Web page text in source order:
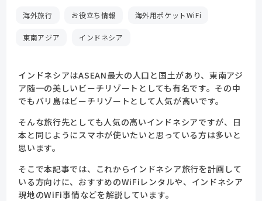
海外旅行 お役立ち情報 海外用ポケットWiFi
東南アジア インドネシア
インドネシアはASEAN最大の人口と国土があり、東南アジ
ア随一の美しいビーチリゾートとしても有名です。その中
でもバリ島はビーチリゾートとして人気が高いです。
そんな旅行先としても人気の高いインドネシアですが、日
本と同じようにスマホが使いたいと思っている方は多いと
思います。
そこで本記事では、これからインドネシア旅行を計画して
いる方向けに、おすすめのWiFiレンタルや、インドネシア
現地のWiFi事情などを解説しています。